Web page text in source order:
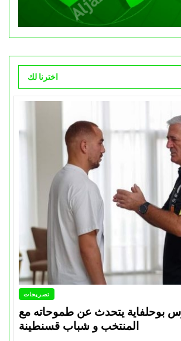
اخترنا لك
تصريحات
بوحلفاية يتحدث عن طموحاته مع
المنتخب و شباب قسنطينة